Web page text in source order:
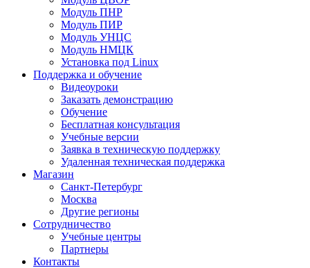
Модуль ПНР
Модуль ПИР
Модуль УНЦС
Модуль НМЦК
Установка под Linux
Поддержка и обучение
Видеоуроки
Заказать демонстрацию
Обучение
Бесплатная консультация
Учебные версии
Заявка в техническую поддержку
Удаленная техническая поддержка
Магазин
Санкт-Петербург
Москва
Другие регионы
Сотрудничество
Учебные центры
Партнеры
Контакты